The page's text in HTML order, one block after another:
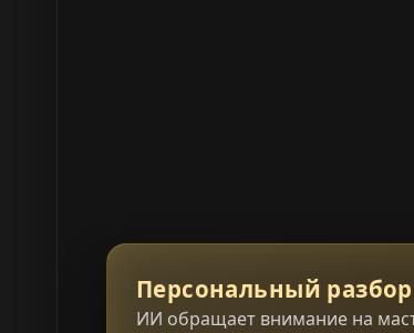
Персональный
ИИ обращает внимание на